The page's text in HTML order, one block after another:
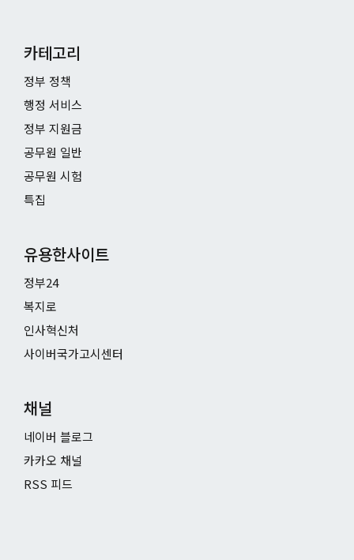
카테고리
정부 정책
행정 서비스
정부 지원금
공무원 일반
공무원 시험
특집
유용한사이트
정부24
복지로
인사혁신처
사이버국가고시센터
채널
네이버 블로그
카카오 채널
RSS 피드